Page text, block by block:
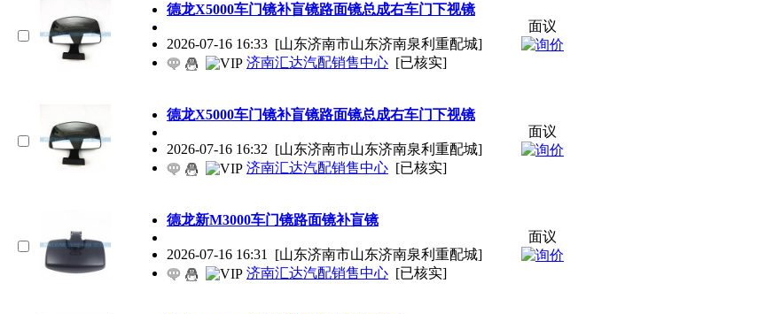
德龙X5000车门镜补盲镜路面镜总成右车门下视镜
2026-07-16 16:33 [山东济南市山东济南泉利重配城]
济南汇达汽配销售中心 [已核实]
面议
德龙X5000车门镜补盲镜路面镜总成右车门下视镜
2026-07-16 16:32 [山东济南市山东济南泉利重配城]
济南汇达汽配销售中心 [已核实]
面议
德龙新M3000车门镜路面镜补盲镜
2026-07-16 16:31 [山东济南市山东济南泉利重配城]
济南汇达汽配销售中心 [已核实]
面议